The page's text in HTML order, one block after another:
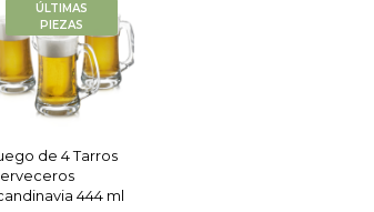
ÚLTIMAS
PIEZAS
de 4 Tarros
444 ml